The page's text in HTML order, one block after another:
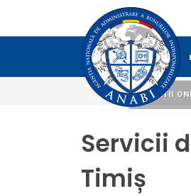
LICITATII
Servicii
Timiș